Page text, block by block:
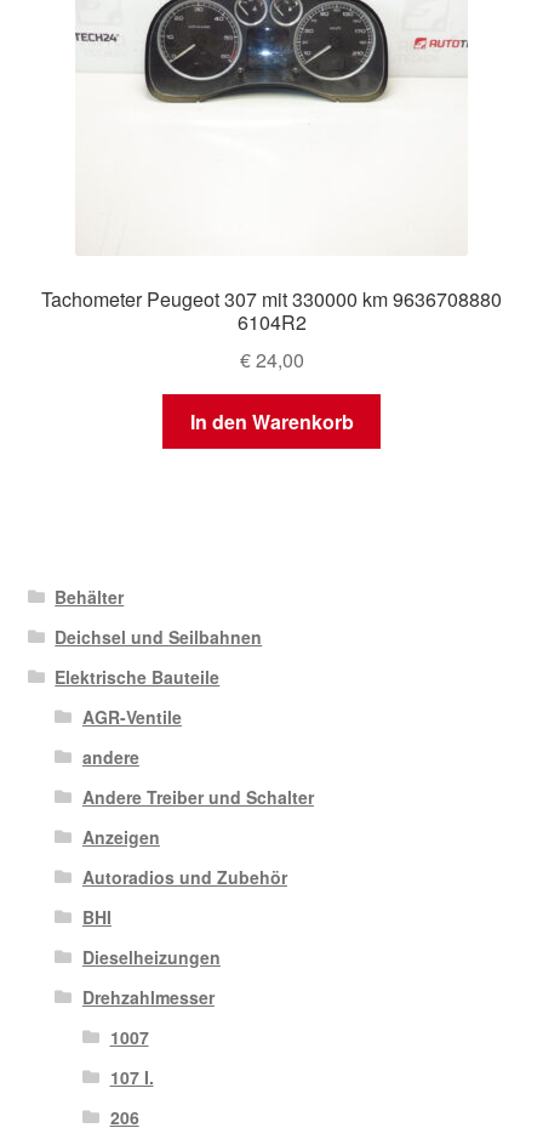
Tachometer Peugeot 307 mit 330000 km 9636708880
6104R2
€24,00
In den Warenkorb
Behälter
Deichsel und Seilbahnen
Elektrische Bauteile
AGR-Ventile
andere
Andere Treiber und Schalter
Anzeigen
Autoradios und Zubehör
BHI
Dieselheizungen
Drehzahlmesser
1007
107 I.
206